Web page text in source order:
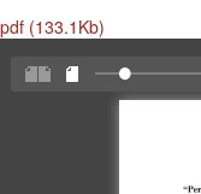
(133.1Kb)